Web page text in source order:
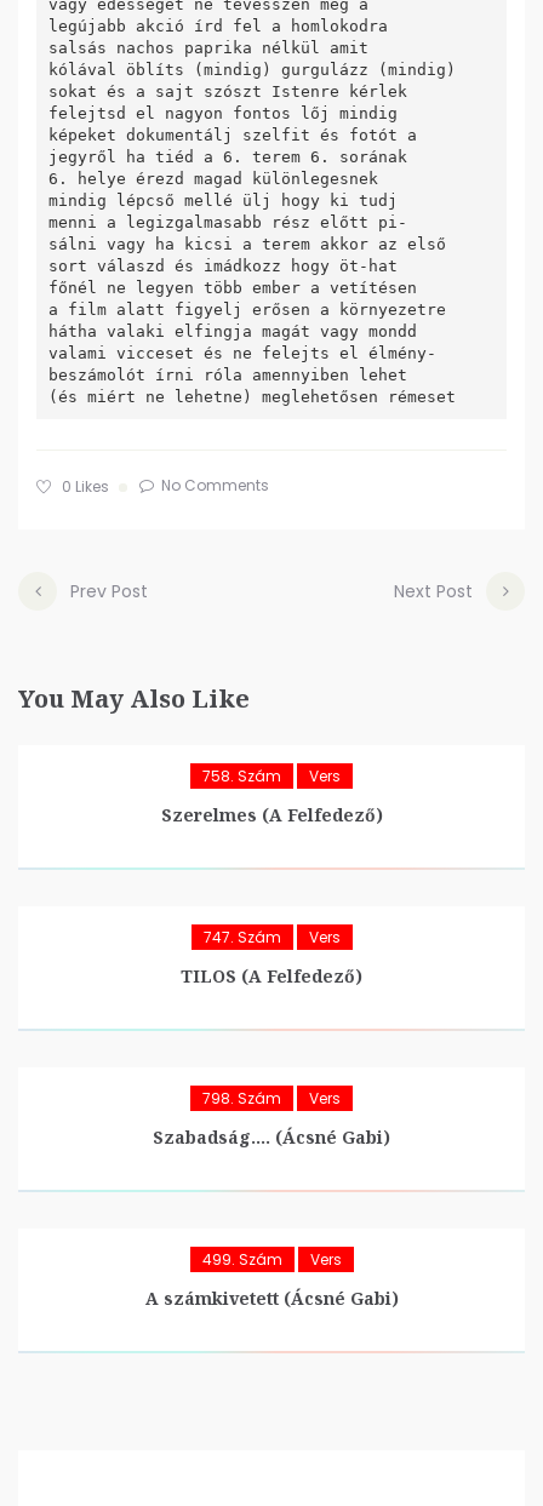
vagy édességet ne tévesszen meg a
legújabb akció írd fel a homlokodra
salsás nachos paprika nélkül amit
kólával öblíts (mindig) gurgulázz (mindig)
sokat és a sajt szószt Istenre kérlek
felejtsd el nagyon fontos lőj mindig
képeket dokumentálj szelfit és fotót a
jegyről ha tiéd a 6. terem 6. sorának
6. helye érezd magad különlegesnek
mindig lépcső mellé ülj hogy ki tudj
menni a legizgalmasabb rész előtt pi-
sálni vagy ha kicsi a terem akkor az első
sort válaszd és imádkozz hogy öt-hat
főnél ne legyen több ember a vetítésen
a film alatt figyelj erősen a környezetre
hátha valaki elfingja magát vagy mondd
valami vicceset és ne felejts el élmény-
beszámolót írni róla amennyiben lehet
0 Likes No Comments
Prev Post Next Post
You May Also Like
758. Szám Vers
Szerelmes (A Felfedező)
747. Szám Vers
TILOS (A Felfedező)
798. Szám Vers
Szabadság…. (Ácsné Gabi)
499. Szám Vers
A számkivetett (Ácsné Gabi)